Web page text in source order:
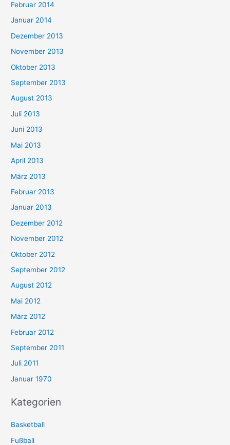
Februar 2014
Januar 2014
Dezember 2013
November 2013
Oktober 2013
September 2013
August 2013
Juli 2013
Juni 2013
Mai 2013
April 2013
März 2013
Februar 2013
Januar 2013
Dezember 2012
November 2012
Oktober 2012
September 2012
August 2012
Mai 2012
März 2012
Februar 2012
September 2011
Juli 2011
Januar 1970
Kategorien
Basketball
Fußball